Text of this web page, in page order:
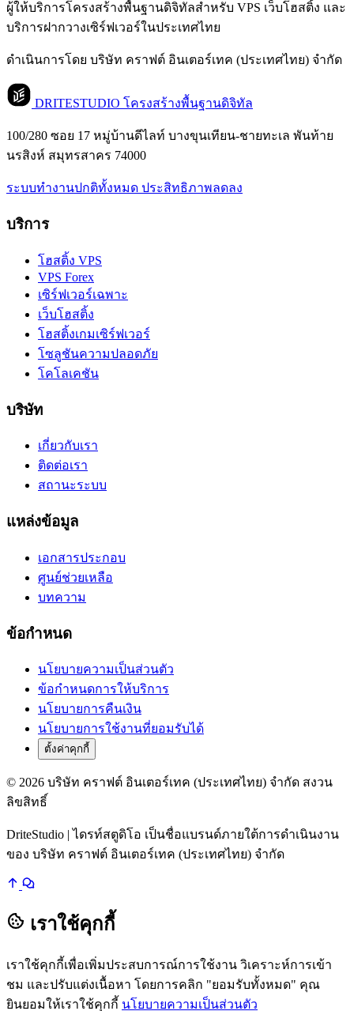
ผู้ให้บริการโครงสร้างพื้นฐานดิจิทัลสำหรับ VPS เว็บโฮสติ้ง และ
บริการฝากวางเซิร์ฟเวอร์ในประเทศไทย
ดำเนินการโดย บริษัท คราฟต์ อินเตอร์เทค (ประเทศไทย) จำกัด
DRITESTUDIO โครงสร้างพื้นฐานดิจิทัล
100/280 ซอย 17 หมู่บ้านดีไลท์ บางขุนเทียน-ชายทะเล พันท้าย
นรสิงห์ สมุทรสาคร 74000
ระบบทำงานปกติทั้งหมด ประสิทธิภาพลดลง
บริการ
โฮสติ้ง VPS
VPS Forex
เซิร์ฟเวอร์เฉพาะ
เว็บโฮสติ้ง
โฮสติ้งเกมเซิร์ฟเวอร์
โซลูชันความปลอดภัย
โคโลเคชัน
บริษัท
เกี่ยวกับเรา
ติดต่อเรา
สถานะระบบ
แหล่งข้อมูล
เอกสารประกอบ
ศูนย์ช่วยเหลือ
บทความ
ข้อกำหนด
นโยบายความเป็นส่วนตัว
ข้อกำหนดการให้บริการ
นโยบายการคืนเงิน
นโยบายการใช้งานที่ยอมรับได้
ตั้งค่าคุกกี้
© 2026 บริษัท คราฟต์ อินเตอร์เทค (ประเทศไทย) จำกัด สงวน
ลิขสิทธิ์
DriteStudio | ไดรท์สตูดิโอ เป็นชื่อแบรนด์ภายใต้การดำเนินงาน
ของ บริษัท คราฟต์ อินเตอร์เทค (ประเทศไทย) จำกัด
เราใช้คุกกี้
เราใช้คุกกี้เพื่อเพิ่มประสบการณ์การใช้งาน วิเคราะห์การเข้า
ชม และปรับแต่งเนื้อหา โดยการคลิก "ยอมรับทั้งหมด" คุณ
ยินยอมให้เราใช้คุกกี้ นโยบายความเป็นส่วนตัว